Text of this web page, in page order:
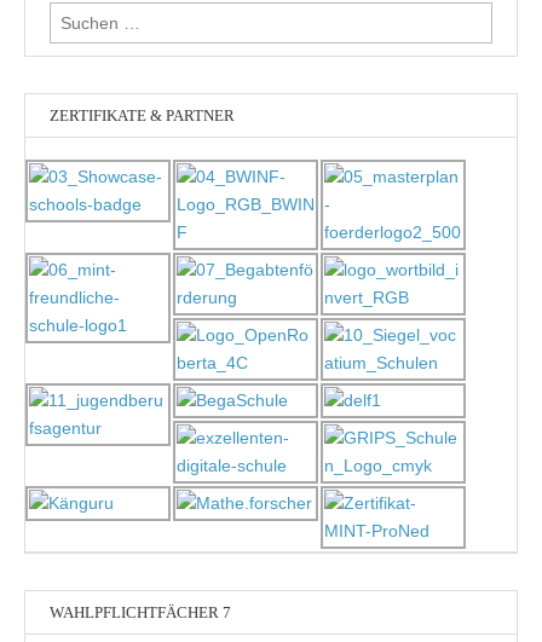
Suchen
nach:
ZERTIFIKATE & PARTNER
WAHLPFLICHTFÄCHER 7